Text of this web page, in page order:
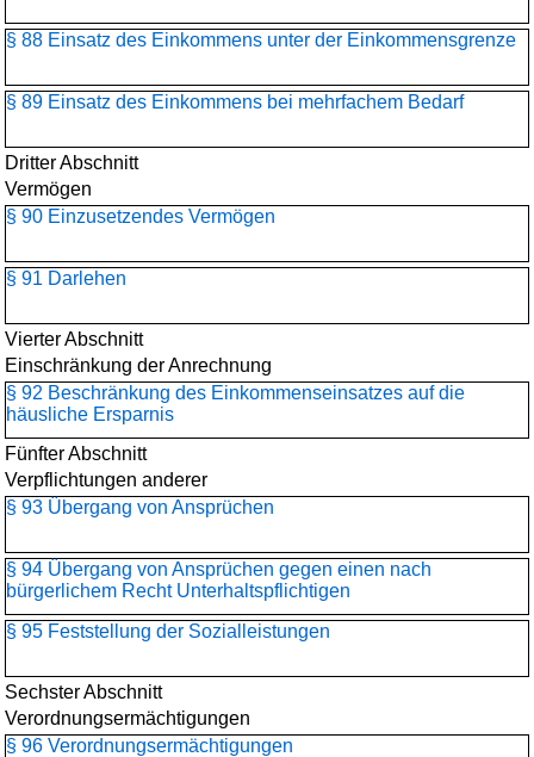
§ 88 Einsatz des Einkommens unter der Einkommensgrenze
§ 89 Einsatz des Einkommens bei mehrfachem Bedarf
Dritter Abschnitt
Vermögen
§ 90 Einzusetzendes Vermögen
§ 91 Darlehen
Vierter Abschnitt
Einschränkung der Anrechnung
§ 92 Beschränkung des Einkommenseinsatzes auf die
häusliche Ersparnis
Fünfter Abschnitt
Verpflichtungen anderer
§ 93 Übergang von Ansprüchen
§ 94 Übergang von Ansprüchen gegen einen nach
bürgerlichem Recht Unterhaltspflichtigen
§ 95 Feststellung der Sozialleistungen
Sechster Abschnitt
Verordnungsermächtigungen
§ 96 Verordnungsermächtigungen